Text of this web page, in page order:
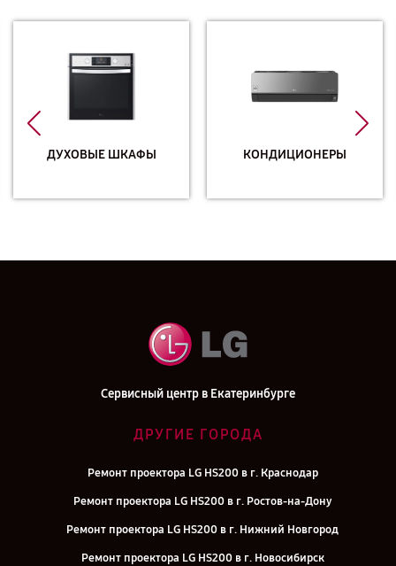
ДУХОВЫЕ ШКАФЫ КОНДИЦИОНЕРЫ
Сервисный центр в Екатеринбурге
ДРУГИЕ ГОРОДА
Ремонт проектора LG HS200 в г. Краснодар
Ремонт проектора LG HS200 в г. Ростов-на-Дону
Ремонт проектора LG HS200 в г. Нижний Новгород
Ремонт проектора LG HS200 в г. Новосибирск